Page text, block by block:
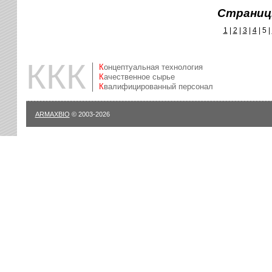
1 2 3| 4| 5 |
ККК
Концептуальная технология
Качественное сырье
Квалифицированный персонал
ARMAXBIO © 2003-2026